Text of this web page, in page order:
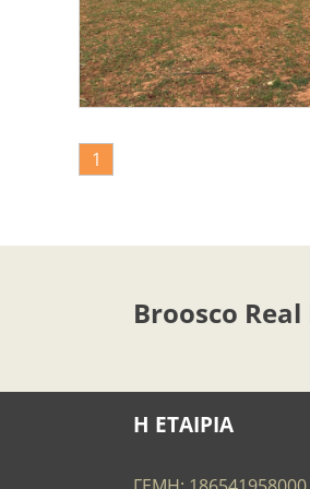
1
Broosco
Η ΕΤΑΙΡΙΑ